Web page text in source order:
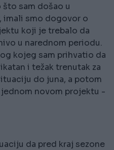
sam došao u
imali smo dogovor o
koji je trebalo da
u narednom periodu.
kojeg sam prihvatio da
i težak trenutak za
do juna, a potom
novom projektu -
da pred kraj sezone